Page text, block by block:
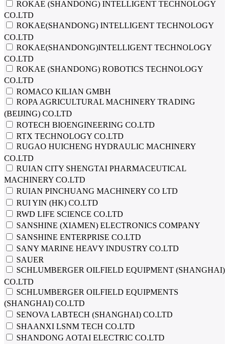
ROKAE (SHANDONG) INTELLIGENT TECHNOLOGY
CO.LTD
ROKAE(SHANDONG) INTELLIGENT TECHNOLOGY
CO.LTD
ROKAE(SHANDONG)INTELLIGENT TECHNOLOGY
CO.LTD
ROKAE (SHANDONG) ROBOTICS TECHNOLOGY
CO.LTD
ROMACO KILIAN GMBH
ROPA AGRICULTURAL MACHINERY TRADING
(BEIJING) CO.LTD
ROTECH BIOENGINEERING CO.LTD
RTX TECHNOLOGY CO.LTD
RUGAO HUICHENG HYDRAULIC MACHINERY
CO.LTD
RUIAN CITY SHENGTAI PHARMACEUTICAL
MACHINERY CO.LTD
RUIAN PINCHUANG MACHINERY CO LTD
RUI YIN (HK) CO.LTD
RWD LIFE SCIENCE CO.LTD
SANSHINE (XIAMEN) ELECTRONICS COMPANY
SANSHINE ENTERPRISE CO.LTD
SANY MARINE HEAVY INDUSTRY CO.LTD
SAUER
SCHLUMBERGER OILFIELD EQUIPMENT (SHANGHAI)
CO.LTD
SCHLUMBERGER OILFIELD EQUIPMENTS
(SHANGHAI) CO.LTD
SENOVA LABTECH (SHANGHAI) CO.LTD
SHAANXI LSNM TECH CO.LTD
SHANDONG AOTAI ELECTRIC CO.LTD